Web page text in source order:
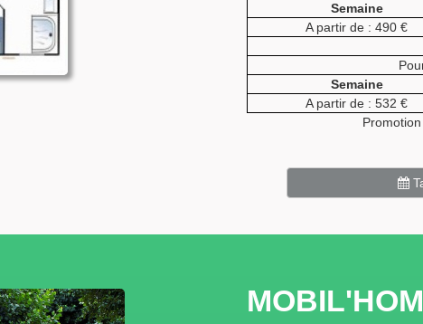
Semaine
A partir de : 490 €
Semaine
A partir de : 532 €